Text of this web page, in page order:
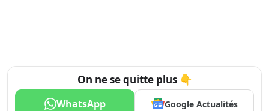
On ne se quitte plus 👇
WhatsApp Google Actualités